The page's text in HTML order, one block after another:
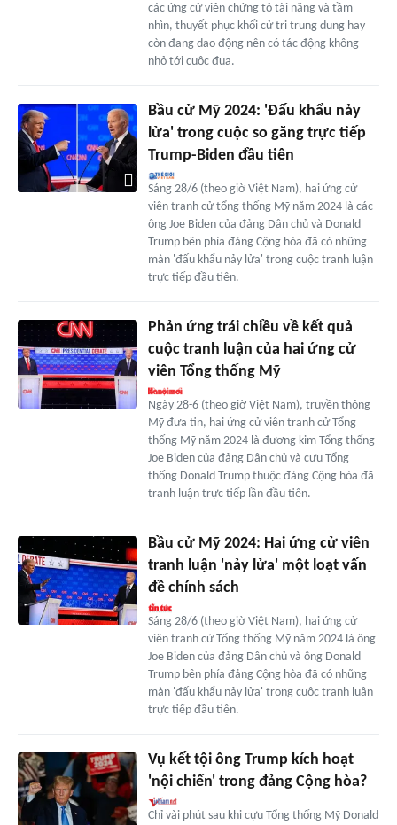
các ứng cử viên chứng tỏ tài năng và tầm
nhìn, thuyết phục khối cử tri trung dung hay
còn đang dao động nên có tác động không
nhỏ tới cuộc đua.
Bầu cử Mỹ 2024: 'Đấu khẩu nảy
lửa' trong cuộc so găng trực tiếp
Trump-Biden đầu tiên
Sáng 28/6 (theo giờ Việt Nam), hai ứng cử
viên tranh cử tổng thống Mỹ năm 2024 là các
ông Joe Biden của đảng Dân chủ và Donald
Trump bên phía đảng Cộng hòa đã có những
màn 'đấu khẩu nảy lửa' trong cuộc tranh luận
trực tiếp đầu tiên.
Phản ứng trái chiều về kết quả
cuộc tranh luận của hai ứng cử
viên Tổng thống Mỹ
Ngày 28-6 (theo giờ Việt Nam), truyền thông
Mỹ đưa tin, hai ứng cử viên tranh cử Tổng
thống Mỹ năm 2024 là đương kim Tổng thống
Joe Biden của đảng Dân chủ và cựu Tổng
thống Donald Trump thuộc đảng Cộng hòa đã
tranh luận trực tiếp lần đầu tiên.
Bầu cử Mỹ 2024: Hai ứng cử viên
tranh luận 'nảy lửa' một loạt vấn
đề chính sách
Sáng 28/6 (theo giờ Việt Nam), hai ứng cử
viên tranh cử Tổng thống Mỹ năm 2024 là ông
Joe Biden của đảng Dân chủ và ông Donald
Trump bên phía đảng Cộng hòa đã có những
màn 'đấu khẩu nảy lửa' trong cuộc tranh luận
trực tiếp đầu tiên.
Vụ kết tội ông Trump kích hoạt
'nội chiến' trong đảng Cộng hòa?
Chỉ vài phút sau khi cựu Tổng thống Mỹ Donald